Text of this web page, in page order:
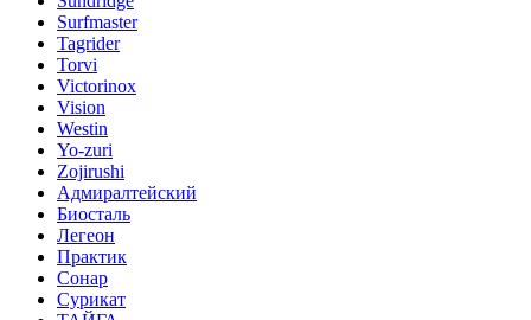
Surfmaster
Tagrider
Torvi
Victorinox
Vision
Westin
Yo-zuri
Zojirushi
Адмиралтейский
Биосталь
Легеон
Практик
Сонар
Сурикат